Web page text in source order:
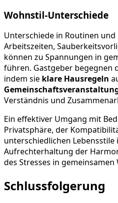
Wohnstil-Unterschiede
Unterschiede in Routinen
Arbeitszeiten,
können zu Spannungen in
führen. Gastgeber begegnen
indem sie klare Hausregeln
Verständnis und
Ein effektiver Umgang mit
Privatsphäre, der
unterschiedlichen Lebensstile
Aufrechterhaltung der
des Stresses in
Schlussfolgerung